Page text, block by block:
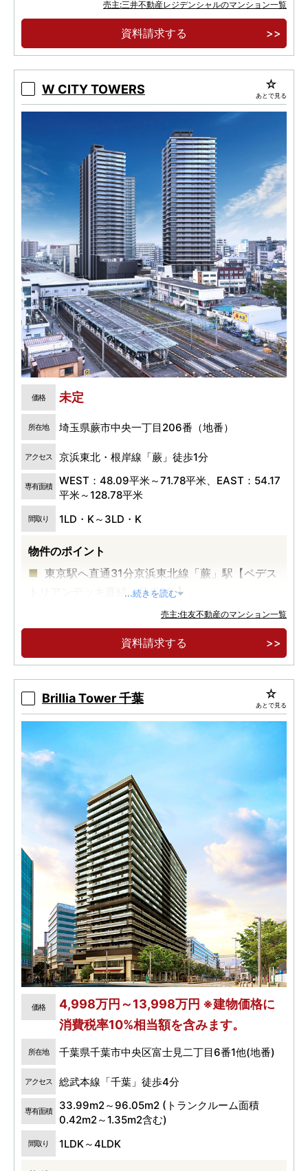
地上２８階建、全２２５邸 制振構造タワーマン
ション
売主:三井不動産レジデンシャルのマンション一覧
資料請求する
W CITY TOWERS あとで見る
価格 未定
所在地 埼玉県蕨市中央一丁目206番（地番）
アクセス 京浜東北・根岸線「蕨」徒歩1分
専有面積
WEST：48.09平米～71.78平米、EAST：54.17
平米～128.78平米
間取り 1LD・K～3LD・K
物件のポイント
東京駅へ直通31分京浜東北線「蕨」駅【ペデス
トリアンデッキ直結・徒歩1分】。
施行区域面積約1.9ha。住宅・商業・行政一体
大規模再開発に誕生する、全413邸大規模ツインタ
サイト公開！
...続きを読む
売主:住友不動産のマンション一覧
資料請求する
Brillia Tower 千葉 あとで見る
価格
4,998万円～13,998万円 ※建物価格に
消費税率10%相当額を含みます。
所在地 千葉県千葉市中央区富士見二丁目6番1他(地番)
アクセス 総武本線「千葉」徒歩4分
専有面積
33.99m2～96.05m2 (トランクルーム面積
0.42m2～1.35m2含む)
間取り 1LDK～4LDK